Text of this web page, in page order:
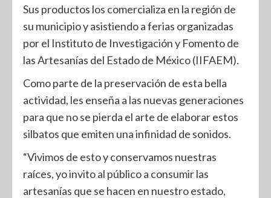
Sus productos los comercializa en la región de
su municipio y asistiendo a ferias organizadas
por el Instituto de Investigación y Fomento de
las Artesanías del Estado de México (IIFAEM).
Como parte de la preservación de esta bella
actividad, les enseña a las nuevas generaciones
para que no se pierda el arte de elaborar estos
silbatos que emiten una infinidad de sonidos.
“Vivimos de esto y conservamos nuestras
raíces, yo invito al público a consumir las
artesanías que se hacen en nuestro estado,